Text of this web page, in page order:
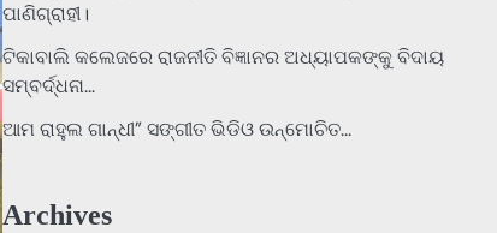
ପାଣିଗ୍ରାହୀ।
ଟିକାବାଲି କଲେଜରେ ରାଜନୀତି ବିଜ୍ଞାନର ଅଧ୍ୟାପକଙ୍କୁ ବିଦାୟ
ସମ୍ବର୍ଦ୍ଧନା…
ଆମ ରାହୁଲ ଗାନ୍ଧୀ” ସଙ୍ଗୀତ ଭିଡିଓ ଉନ୍ମୋଚିତ…
Archives